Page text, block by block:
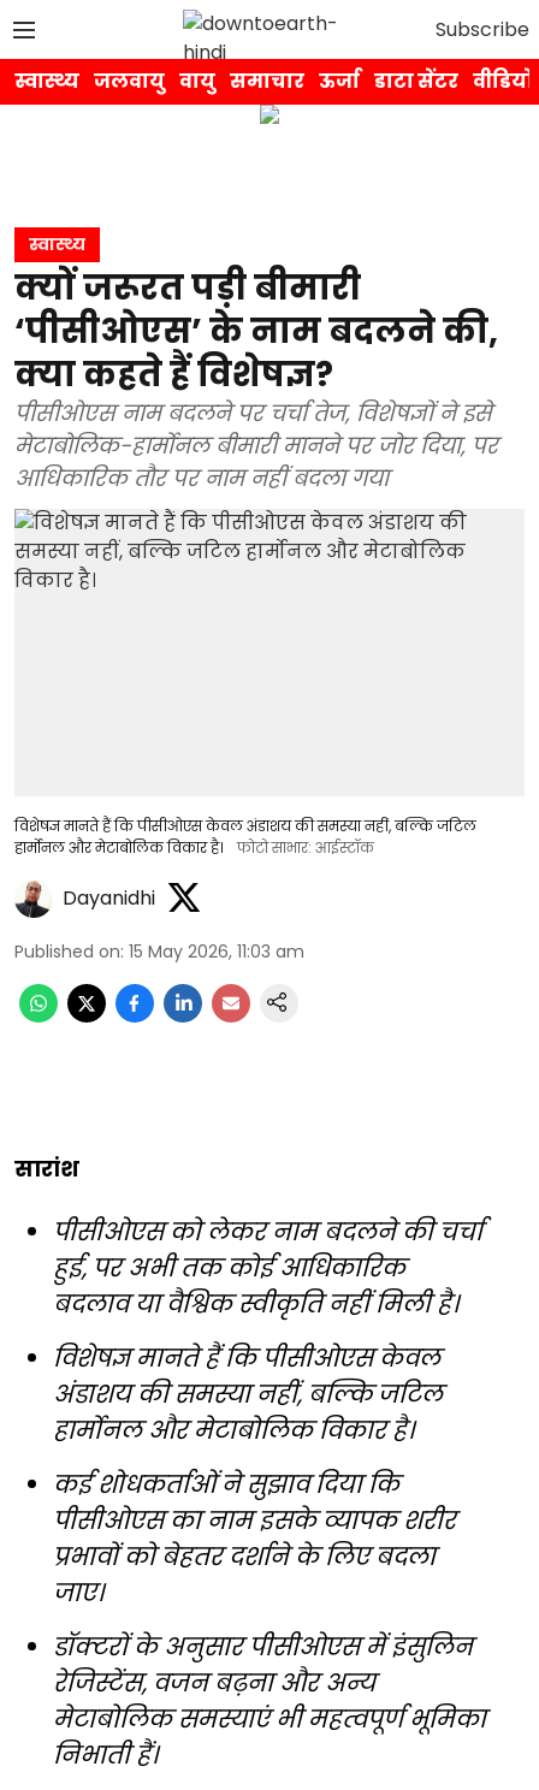
Subscribe
स्वास्थ्य जलवायु वायु समाचार ऊर्जा डाटा सेंटर वीडियो
स्वास्थ्य
क्यों जरूरत पड़ी बीमारी
‘पीसीओएस’ के नाम बदलने की,
क्या कहते हैं विशेषज्ञ?
पीसीओएस नाम बदलने पर चर्चा तेज, विशेषज्ञों ने इसे
मेटाबोलिक-हार्मोनल बीमारी मानने पर जोर दिया, पर
आधिकारिक तौर पर नाम नहीं बदला गया
विशेषज्ञ मानते हैं कि पीसीओएस केवल अंडाशय की समस्या नहीं, बल्कि जटिल
हार्मोनल और मेटाबोलिक विकार है।
फोटो साभार: आईस्टॉक
Dayanidhi
Published on: 15 May 2026, 11:03 am
सारांश
पीसीओएस को लेकर नाम बदलने की चर्चा
हुई, पर अभी तक कोई आधिकारिक
बदलाव या वैश्विक स्वीकृति नहीं मिली है।
विशेषज्ञ मानते हैं कि पीसीओएस केवल
अंडाशय की समस्या नहीं, बल्कि जटिल
हार्मोनल और मेटाबोलिक विकार है।
कई शोधकर्ताओं ने सुझाव दिया कि
पीसीओएस का नाम इसके व्यापक शरीर
प्रभावों को बेहतर दर्शाने के लिए बदला
जाए।
डॉक्टरों के अनुसार पीसीओएस में इंसुलिन
रेजिस्टेंस, वजन बढ़ना और अन्य
मेटाबोलिक समस्याएं भी महत्वपूर्ण भूमिका
निभाती हैं।